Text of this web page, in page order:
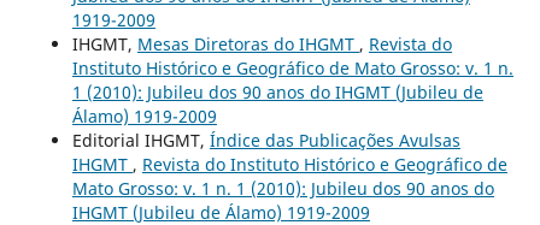
1919-2009
IHGMT, Mesas Diretoras do IHGMT , Revista do
Instituto Histórico e Geográfico de Mato Grosso: v. 1 n.
1 (2010): Jubileu dos 90 anos do IHGMT (Jubileu de
Álamo) 1919-2009
Editorial IHGMT, Índice das Publicações Avulsas
IHGMT , Revista do Instituto Histórico e Geográfico de
Mato Grosso: v. 1 n. 1 (2010): Jubileu dos 90 anos do
IHGMT (Jubileu de Álamo) 1919-2009